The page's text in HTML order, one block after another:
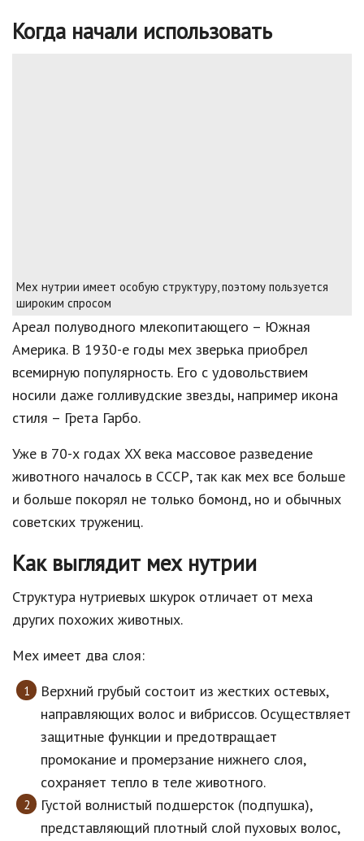
Когда начали использовать
Мех нутрии имеет особую структуру, поэтому пользуется
широким спросом
Ареал полуводного млекопитающего – Южная
Америка. В 1930-е годы мех зверька приобрел
всемирную популярность. Его с удовольствием
носили даже голливудские звезды, например икона
стиля – Грета Гарбо.
Уже в 70-х годах XX века массовое разведение
животного началось в СССР, так как мех все больше
и больше покорял не только бомонд, но и обычных
советских тружениц.
Как выглядит мех нутрии
Структура нутриевых шкурок отличает от меха
других похожих животных.
Мех имеет два слоя:
Верхний грубый состоит из жестких остевых,
направляющих волос и вибриссов. Осуществляет
защитные функции и предотвращает
промокание и промерзание нижнего слоя,
сохраняет тепло в теле животного.
Густой волнистый подшерсток (подпушка),
представляющий плотный слой пуховых волос,